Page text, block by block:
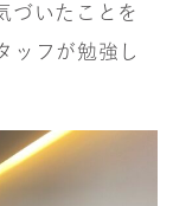
づいたことを
ッフが勉強し